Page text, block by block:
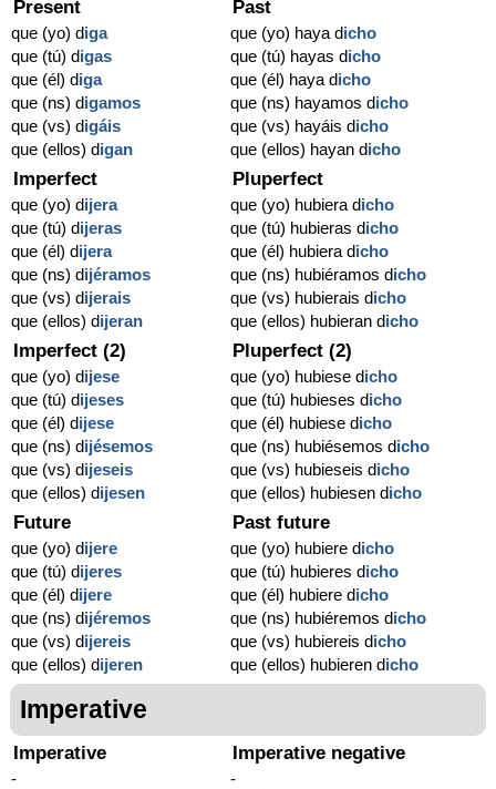
Present
que (yo) diga
que (tú) digas
que (él) diga
que (ns) digamos
que (vs) digáis
que (ellos) digan
Past
que (yo) haya dicho
que (tú) hayas dicho
que (él) haya dicho
que (ns) hayamos dicho
que (vs) hayáis dicho
que (ellos) hayan dicho
Imperfect
que (yo) dijera
que (tú) dijeras
que (él) dijera
que (ns) dijéramos
que (vs) dijerais
que (ellos) dijeran
Pluperfect
que (yo) hubiera dicho
que (tú) hubieras dicho
que (él) hubiera dicho
que (ns) hubiéramos dicho
que (vs) hubierais dicho
que (ellos) hubieran dicho
Imperfect (2)
que (yo) dijese
que (tú) dijeses
que (él) dijese
que (ns) dijésemos
que (vs) dijeseis
que (ellos) dijesen
Pluperfect (2)
que (yo) hubiese dicho
que (tú) hubieses dicho
que (él) hubiese dicho
que (ns) hubiésemos dicho
que (vs) hubieseis dicho
que (ellos) hubiesen dicho
Future
que (yo) dijere
que (tú) dijeres
que (él) dijere
que (ns) dijéremos
que (vs) dijereis
que (ellos) dijeren
Past future
que (yo) hubiere dicho
que (tú) hubieres dicho
que (él) hubiere dicho
que (ns) hubiéremos dicho
que (vs) hubiereis dicho
que (ellos) hubieren dicho
Imperative
Imperative
-
Imperative negative
-